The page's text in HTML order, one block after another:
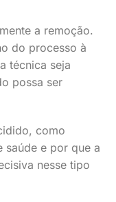
a remoção.
do processo à
técnica seja
possa ser
como
e por que a
nesse tipo